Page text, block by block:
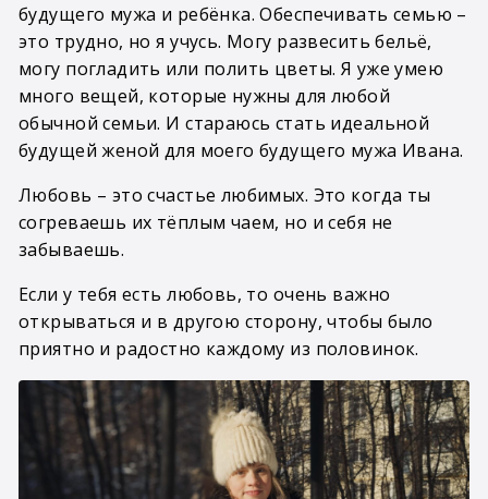
будущего мужа и ребёнка. Обеспечивать семью –
это трудно, но я учусь. Могу развесить бельё,
могу погладить или полить цветы. Я уже умею
много вещей, которые нужны для любой
обычной семьи. И стараюсь стать идеальной
будущей женой для моего будущего мужа Ивана.
Любовь – это счастье любимых. Это когда ты
согреваешь их тёплым чаем, но и себя не
забываешь.
Если у тебя есть любовь, то очень важно
открываться и в другою сторону, чтобы было
приятно и радостно каждому из половинок.